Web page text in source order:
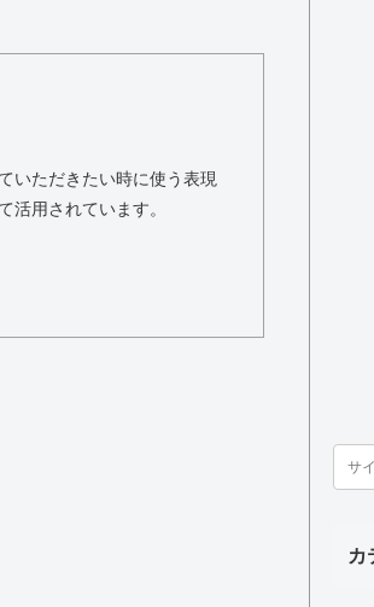
いただきたい時に使う表現
活用されています。
カ